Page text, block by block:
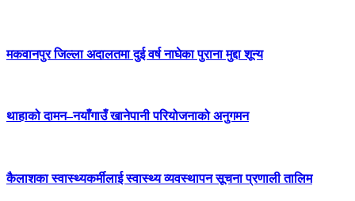
मकवानपुर जिल्ला अदालतमा दुई वर्ष नाघेका पुराना मुद्दा शून्य
थाहाको दामन–नयाँगाउँ खानेपानी परियोजनाको अनुगमन
कैलाशका स्वास्थ्यकर्मीलाई स्वास्थ्य व्यवस्थापन सूचना प्रणाली तालिम